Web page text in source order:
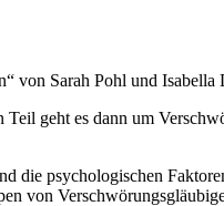
von Sarah Pohl und
geht es dann um
die psychologischen
von